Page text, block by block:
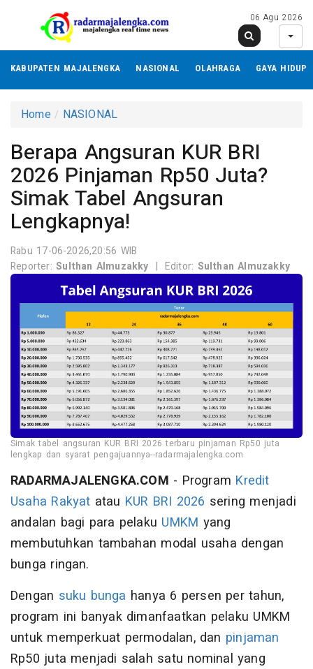
06 Agu 2026
KABUPATEN MAJALENGKA NASIONAL OLAHRAGA GAYA HIDUP
Home NASIONAL
Berapa Angsuran KUR BRI
2026 Pinjaman Rp50 Juta?
Simak Tabel Angsuran
Lengkapnya!
Rabu 17-06-2026,20:56 WIB
Reporter:Sulthan Almuzakky | Editor: Sulthan Almuzakky
Simak tabel angsuran KUR BRI 2026 terbaru pinjaman Rp50 juta
lengkap dan syarat pengajuannya--radarmajalengka.com
RADARMAJALENGKA.COM - Program Kredit
Usaha Rakyat atau KUR BRI 2026 sering menjadi
andalan bagi para pelaku UMKM yang
membutuhkan tambahan modal usaha dengan
bunga ringan.
Dengan suku bunga hanya 6 persen per tahun,
program ini banyak dimanfaatkan pelaku UMKM
untuk memperkuat permodalan, dan pinjaman
Rp50 juta menjadi salah satu nominal yang